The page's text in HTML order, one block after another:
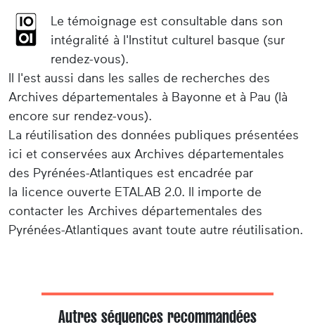
Le témoignage est consultable dans son
intégralité à l'Institut culturel basque (sur
rendez-vous).
Il l'est aussi dans les salles de recherches des
Archives départementales à Bayonne et à Pau (là
encore sur rendez-vous).
La réutilisation des données publiques présentées
ici et conservées aux Archives départementales
des Pyrénées-Atlantiques est encadrée par
la licence ouverte ETALAB 2.0. Il importe de
contacter les Archives départementales des
Pyrénées-Atlantiques avant toute autre réutilisation.
Autres séquences recommandées